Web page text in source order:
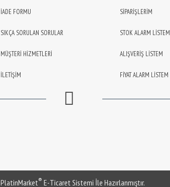
İADE FORMU
SIKÇA SORULAN SORULAR
MÜŞTERİ HİZMETLERİ
İLETİŞİM
SİPARİŞLERİM
STOK ALARM LİSTEM
ALIŞVERİŞ LİSTEM
FİYAT ALARM LİSTEM
PlatinMarket® E-Ticaret Sistemi İle Hazırlanmıştır.